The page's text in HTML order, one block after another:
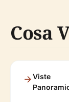
Cosa
Viste